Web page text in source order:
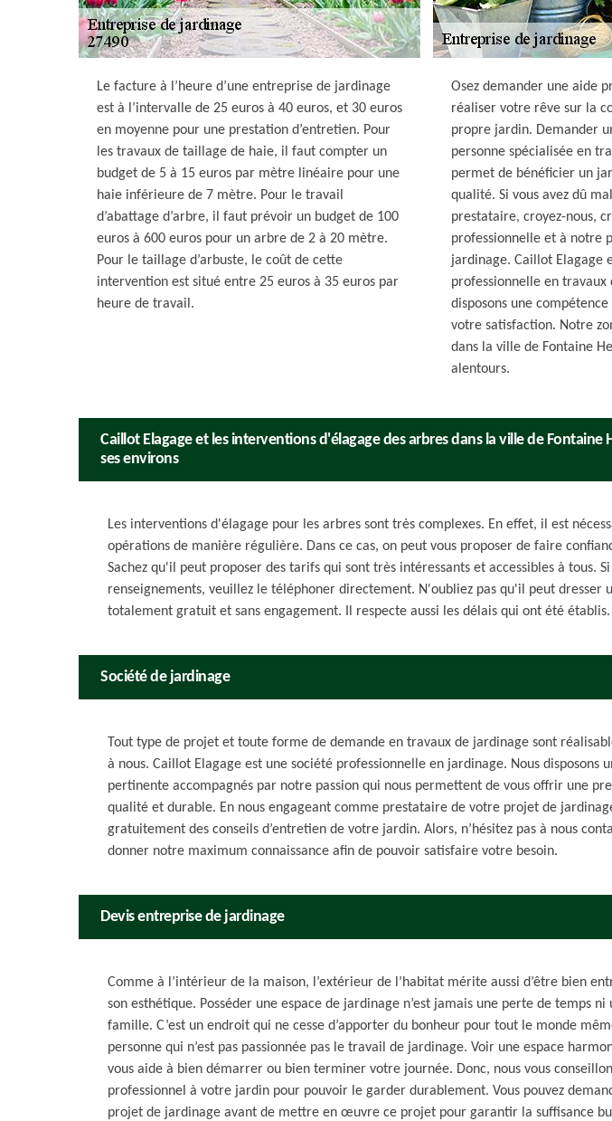
Le facture à l’heure d’une entreprise de jardinage
est à l’intervalle de 25 euros à 40 euros, et 30 euros
en moyenne pour une prestation d’entretien. Pour
les travaux de taillage de haie, il faut compter un
budget de 5 à 15 euros par mètre linéaire pour une
haie inférieure de 7 mètre. Pour le travail
d’abattage d’arbre, il faut prévoir un budget de 100
euros à 600 euros pour un arbre de 2 à 20 mètre.
Pour le taillage d’arbuste, le coût de cette
intervention est situé entre 25 euros à 35 euros par
heure de travail.
Osez demander une aide
réaliser votre rêve sur la
propre jardin. Demander
personne spécialisée en
permet de bénéficier un
qualité. Si vous avez dû
prestataire, croyez-nous,
professionnelle et à notre
jardinage. Caillot Elagage
professionnelle en travaux
disposons une
votre satisfaction. Notre
dans la ville de Fontaine
alentours.
Caillot Elagage et les interventions d'élagage des arbres dans la ville de Fontaine
ses environs
Les interventions d'élagage pour les arbres sont très complexes. En effet, il est
opérations de manière régulière. Dans ce cas, on peut vous proposer de faire
Sachez qu'il peut proposer des tarifs qui sont très intéressants et accessibles à tous.
renseignements, veuillez le téléphoner directement. N'oubliez pas qu'il peut dresser
totalement gratuit et sans engagement. Il respecte aussi les délais qui ont été établis.
Société de jardinage
Tout type de projet et toute forme de demande en travaux de jardinage sont
à nous. Caillot Elagage est une société professionnelle en jardinage. Nous disposons
pertinente accompagnés par notre passion qui nous permettent de vous offrir une
qualité et durable. En nous engageant comme prestataire de votre projet de
gratuitement des conseils d’entretien de votre jardin. Alors, n’hésitez pas à nous
donner notre maximum connaissance afin de pouvoir satisfaire votre besoin.
Devis entreprise de jardinage
Comme à l’intérieur de la maison, l’extérieur de l’habitat mérite aussi d’être bien
son esthétique. Posséder une espace de jardinage n’est jamais une perte de temps
famille. C’est un endroit qui ne cesse d’apporter du bonheur pour tout le monde
personne qui n’est pas passionnée pas le travail de jardinage. Voir une espace
vous aide à bien démarrer ou bien terminer votre journée. Donc, nous vous
professionnel à votre jardin pour pouvoir le garder durablement. Vous pouvez
projet de jardinage avant de mettre en œuvre ce projet pour garantir la suffisance